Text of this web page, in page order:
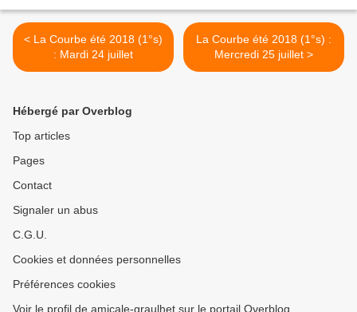
< La Courbe été 2018 (1°s)
: Mardi 24 juillet
La Courbe été 2018 (1°s) :
Mercredi 25 juillet >
Hébergé par Overblog
Top articles
Pages
Contact
Signaler un abus
C.G.U.
Cookies et données personnelles
Préférences cookies
Voir le profil de amicale-graulhet sur le portail Overblog